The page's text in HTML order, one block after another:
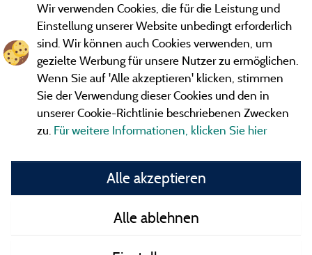
Gesetzliche Bedingungen
Herausgeberinformationen und Adressen
Kontakt
Wir verwenden Cookies, die für die Leistung und
Einstellung unserer Website unbedingt erforderlich
sind. Wir können auch Cookies verwenden, um
gezielte Werbung für unsere Nutzer zu ermöglichen.
Wenn Sie auf 'Alle akzeptieren' klicken, stimmen
Sie der Verwendung dieser Cookies und den in
unserer Cookie-Richtlinie beschriebenen Zwecken
zu. Für weitere Informationen, klicken Sie hier
Alle akzeptieren
Alle ablehnen